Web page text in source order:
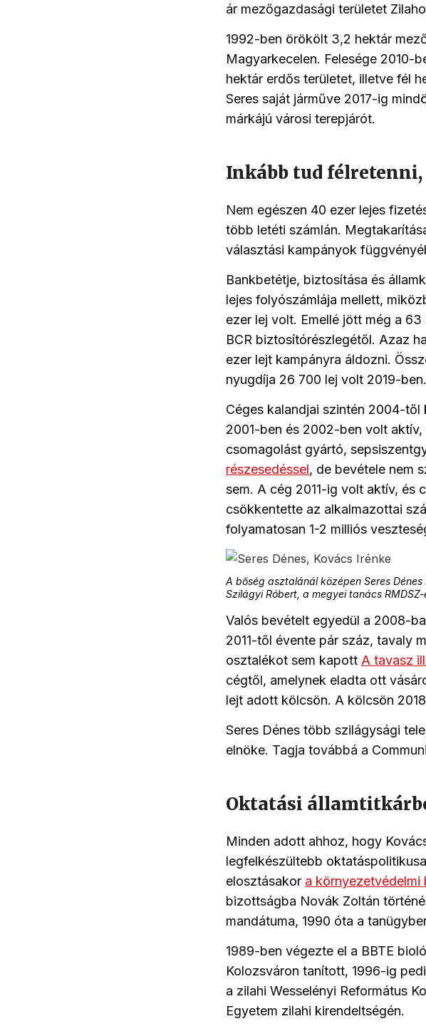
ár mezőgazdasági területet
1992-ben örökölt 3,2 hektár
Magyarkecelen. Felesége 2010-
hektár erdős területet, illetve fél
Seres saját járműve 2017-ig
márkájú városi terepjárót.
Inkább tud
Nem egészen 40 ezer lejes
több letéti számlán.
választási kampányok
Bankbetétje, biztosítása és
lejes folyószámlája mellett,
ezer lej volt. Emellé jött még a
BCR biztosítórészlegétől. Azaz
ezer lejt kampányra áldozni.
nyugdíja 26 700 lej volt 2019-ben.
Céges kalandjai szintén 2004-től
2001-ben és 2002-ben volt
csomagolást gyártó,
részesedéssel, de bevétele nem
sem. A cég 2011-ig volt aktív, és
csökkentette az alkalmazottai
folyamatosan 1-2 milliós
A bőség asztalánál középen Seres
Szilágyi Róbert, a megyei tanács
Valós bevételt egyedül a 2008-
2011-től évente pár száz, tavaly
osztalékot sem kapott A tavasz
cégtől, amelynek eladta ott
lejt adott kölcsön. A kölcsön
Seres Dénes több szilágysági
elnöke. Tagja továbbá a
Oktatási
Minden adott ahhoz, hogy
legfelkészültebb
elosztásakor a
bizottságba Novák Zoltán
mandátuma, 1990 óta a
1989-ben végezte el a BBTE
Kolozsváron tanított, 1996-ig
a zilahi Wesselényi Református
Egyetem zilahi kirendeltségén.